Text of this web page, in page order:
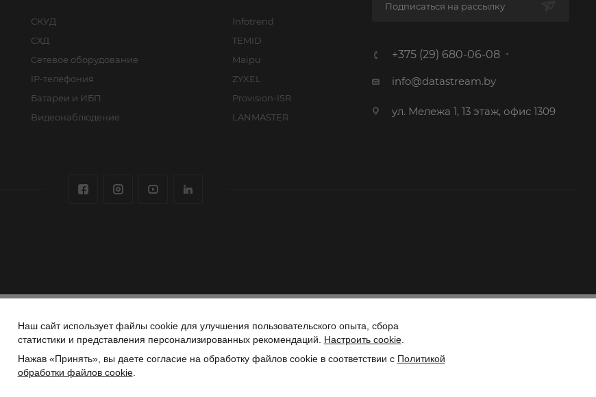
СКУД
СХД
Сетевое оборудование
IP-телефония
Батареи и ИБП
Видеонаблюдение
Infotrend
TEMID
Maipu
ZYXEL
Provision-ISR
LANMASTER
Подписаться на рассылку
+375 (29) 680-06-08
info@datastream.by
ул. Мележа 1, 13 этаж, офис 1309